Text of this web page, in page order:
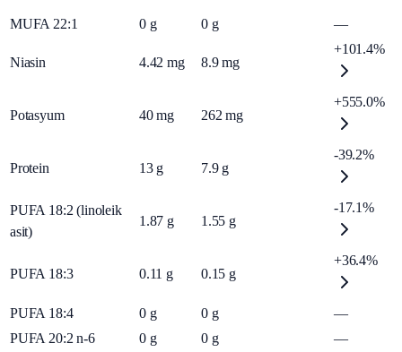
MUFA 22:1 0 g 0 g —
Niasin 4.42 mg 8.9 mg
+101.4%
Potasyum 40 mg 262 mg
+555.0%
Protein 13 g 7.9 g
-39.2%
PUFA 18:2 (linoleik
asit)
1.87 g 1.55 g
-17.1%
PUFA 18:3 0.11 g 0.15 g
+36.4%
PUFA 18:4 0 g 0 g
—
PUFA 20:2 n-6
0 g 0 g
—